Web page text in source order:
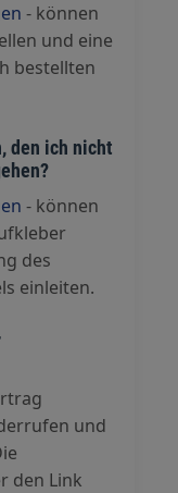
- können
und eine
bestellten
den ich nicht
- können
des
einleiten.
und
den Link